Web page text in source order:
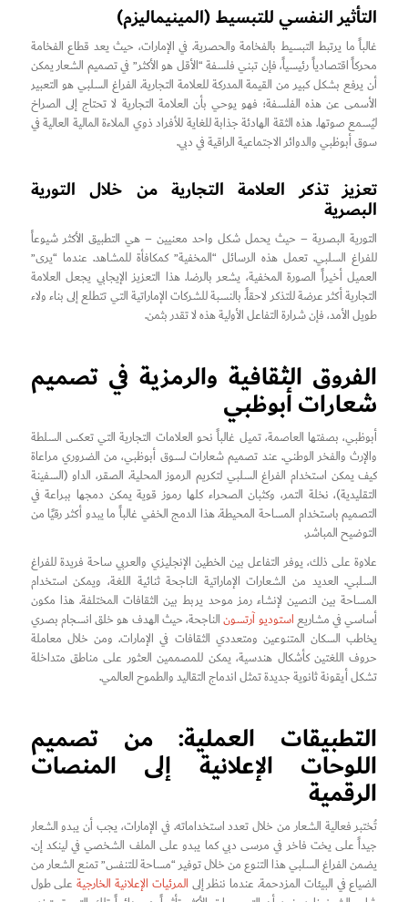
التأثير النفسي للتبسيط (المينيماليزم)
غالباً ما يرتبط التبسيط بالفخامة والحصرية. في الإمارات، حيث يعد قطاع الفخامة
محركاً اقتصادياً رئيسياً، فإن تبني فلسفة “الأقل هو الأكثر” في تصميم الشعار يمكن
أن يرفع بشكل كبير من القيمة المدركة للعلامة التجارية. الفراغ السلبي هو التعبير
الأسمى عن هذه الفلسفة؛ فهو يوحي بأن العلامة التجارية لا تحتاج إلى الصراخ
ليُسمع صوتها. هذه الثقة الهادئة جذابة للغاية للأفراد ذوي الملاءة المالية العالية في
سوق أبوظبي والدوائر الاجتماعية الراقية في دبي.
تعزيز تذكر العلامة التجارية من خلال التورية
البصرية
التورية البصرية – حيث يحمل شكل واحد معنيين – هي التطبيق الأكثر شيوعاً
للفراغ السلبي. تعمل هذه الرسائل “المخفية” كمكافأة للمشاهد. عندما “يرى”
العميل أخيراً الصورة المخفية، يشعر بالرضا. هذا التعزيز الإيجابي يجعل العلامة
التجارية أكثر عرضة للتذكر لاحقاً. بالنسبة للشركات الإماراتية التي تتطلع إلى بناء ولاء
طويل الأمد، فإن شرارة التفاعل الأولية هذه لا تقدر بثمن.
الفروق الثقافية والرمزية في تصميم
شعارات أبوظبي
أبوظبي، بصفتها العاصمة، تميل غالباً نحو العلامات التجارية التي تعكس السلطة
والإرث والفخر الوطني. عند تصميم شعارات لسوق أبوظبي، من الضروري مراعاة
كيف يمكن استخدام الفراغ السلبي لتكريم الرموز المحلية. الصقر، الداو (السفينة
التقليدية)، نخلة التمر، وكثبان الصحراء كلها رموز قوية يمكن دمجها ببراعة في
التصميم باستخدام المساحة المحيطة. هذا الدمج الخفي غالباً ما يبدو أكثر رقيًا من
التوضيح المباشر.
علاوة على ذلك، يوفر التفاعل بين الخطين الإنجليزي والعربي ساحة فريدة للفراغ
السلبي. العديد من الشعارات الإماراتية الناجحة ثنائية اللغة، ويمكن استخدام
المساحة بين النصين لإنشاء رمز موحد يربط بين الثقافات المختلفة. هذا مكون
أساسي في مشاريعاستوديو آرتسونالناجحة، حيث الهدف هو خلق انسجام بصري
يخاطب السكان المتنوعين ومتعددي الثقافات في الإمارات. ومن خلال معاملة
حروف اللغتين كأشكال هندسية، يمكن للمصممين العثور على مناطق متداخلة
تشكل أيقونة ثانوية جديدة تمثل اندماج التقاليد والطموح العالمي.
التطبيقات العملية: من تصميم
اللوحات الإعلانية إلى المنصات
الرقمية
تُختبر فعالية الشعار من خلال تعدد استخداماته. في الإمارات، يجب أن يبدو الشعار
جيداً على يخت فاخر في مرسى دبي كما يبدو على الملف الشخصي في لينكد إن.
يضمن الفراغ السلبي هذا التنوع من خلال توفير “مساحة للتنفس” تمنع الشعار من
الضياع في البيئات المزدحمة. عندما ننظر إلى المرئيات الإعلانية الخارجيةعلى طول